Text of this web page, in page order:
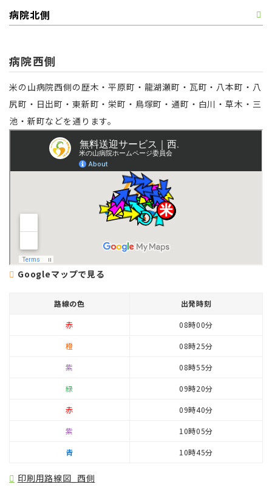
病院北側
病院西側
米の山病院西側の歴木・平原町・龍湖瀬町・瓦町・八本町・八
尻町・日出町・東新町・栄町・鳥塚町・通町・白川・草木・三
池・新町などを通ります。
Googleマップで見る
路線の色 出発時刻
赤 08時00分
橙 08時25分
紫 08時55分
緑 09時20分
赤 09時40分
紫 10時05分
青 10時45分
印刷用路線図_西側